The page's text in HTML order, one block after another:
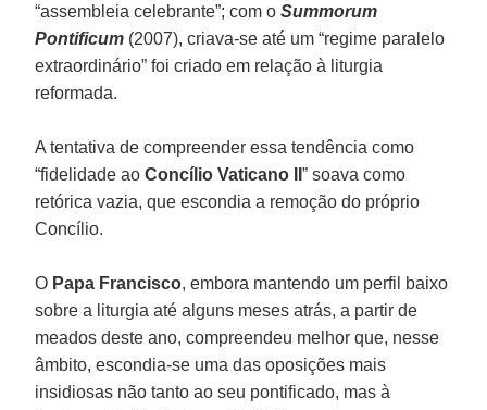
“assembleia celebrante”; com oSummorum
Pontificum (2007), criava-se até um “regime paralelo
extraordinário” foi criado em relação à liturgia
reformada.
A tentativa de compreender essa tendência como
“fidelidade aoConcílio Vaticano II” soava como
retórica vazia, que escondia a remoção do próprio
Concílio.
O Papa Francisco, embora mantendo um perfil baixo
sobre a liturgia até alguns meses atrás, a partir de
meados deste ano, compreendeu melhor que, nesse
âmbito, escondia-se uma das oposições mais
insidiosas não tanto ao seu pontificado, mas à